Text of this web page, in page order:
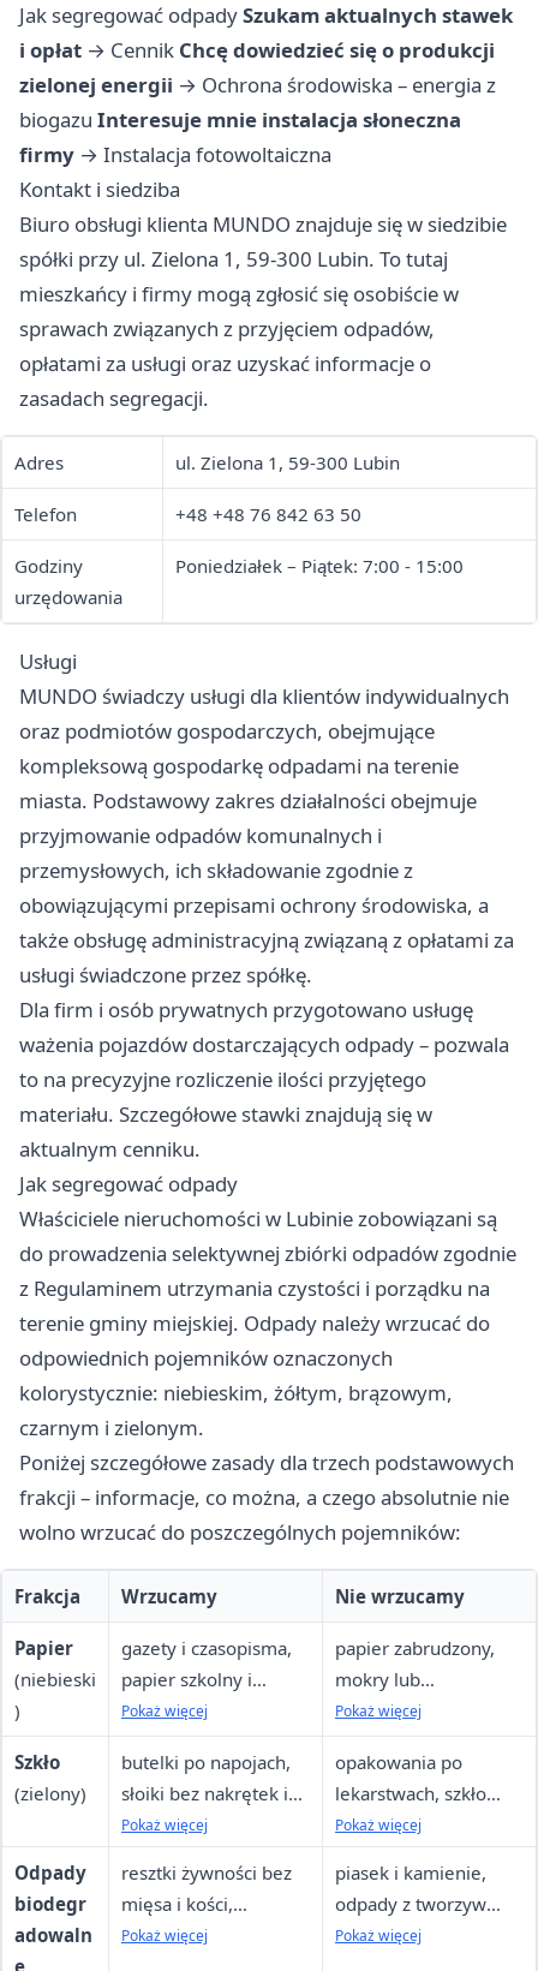
Jak segregować odpadySzukam aktualnych stawek
i opłat → Cennik Chcę dowiedzieć się o produkcji
zielonej energii → Ochrona środowiska – energia z
biogazu Interesuje mnie instalacja słoneczna
firmy → Instalacja fotowoltaiczna
Kontakt i siedziba
Biuro obsługi klienta MUNDO znajduje się w siedzibie
spółki przy ul. Zielona 1, 59-300 Lubin. To tutaj
mieszkańcy i firmy mogą zgłosić się osobiście w
sprawach związanych z przyjęciem odpadów,
opłatami za usługi oraz uzyskać informacje o
zasadach segregacji.
Adres ul. Zielona 1, 59-300 Lubin
Telefon +48 +48 76 842 63 50
Godziny
urzędowania
Poniedziałek – Piątek: 7:00 - 15:00
Usługi
MUNDO świadczy usługi dla klientów indywidualnych
oraz podmiotów gospodarczych, obejmujące
kompleksową gospodarkę odpadami na terenie
miasta. Podstawowy zakres działalności obejmuje
przyjmowanie odpadów komunalnych i
przemysłowych, ich składowanie zgodnie z
obowiązującymi przepisami ochrony środowiska, a
także obsługę administracyjną związaną z opłatami za
usługi świadczone przez spółkę.
Dla firm i osób prywatnych przygotowano usługę
ważenia pojazdów dostarczających odpady – pozwala
to na precyzyjne rozliczenie ilości przyjętego
materiału. Szczegółowe stawki znajdują się w
aktualnym cenniku.
Jak segregować odpady
Właściciele nieruchomości w Lubinie zobowiązani są
do prowadzenia selektywnej zbiórki odpadów zgodnie
z Regulaminem utrzymania czystości i porządku na
terenie gminy miejskiej. Odpady należy wrzucać do
odpowiednich pojemników oznaczonych
kolorystycznie: niebieskim, żółtym, brązowym,
czarnym i zielonym.
Poniżej szczegółowe zasady dla trzech podstawowych
frakcji – informacje, co można, a czego absolutnie nie
wolno wrzucać do poszczególnych pojemników:
Frakcja Wrzucamy Nie wrzucamy
Papier
(niebieski
)
gazety i czasopisma,
papier szkolny i
biurowy, książki z
usuniętymi okładkami
z tworzyw sztucznych,
torebki i worki
papierowe, papier
pakowny, tekturę i
kartony, ścinki
drukarskie
Pokaż więcej
papier zabrudzony,
mokry lub
zatłuszczony, papier
woskowy, papier
połączony z folią lub
metalami,
opakowania z
zawartością, papier
termiczny, kaleki
techniczne, kartony
Pokaż więcej
Szkło
(zielony)
butelki po napojach,
słoiki bez nakrętek i
uszczelek, inne szkło
żywności i
kosmetykach
Pokaż więcej
opakowania po
lekarstwach, szkło
laboratoryjne,
strzykawki, szyby
samochodowe, szkło
okularowe i zbrojone,
Pokaż więcej
Odpady
biodegr
adowaln
resztki żywności bez
mięsa i kości,
przeterminowana
Pokaż więcej
piasek i kamienie,
odpady z tworzyw
sztucznych, worki
Pokaż więcej